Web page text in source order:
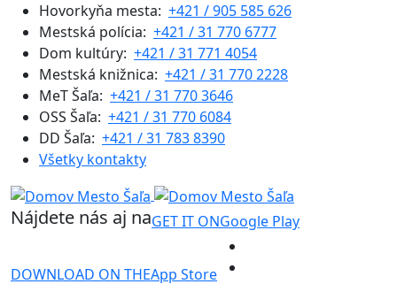
Hovorkyňa mesta: +421 / 905 585 626
Mestská polícia: +421 / 31 770 6777
Dom kultúry: +421 / 31 771 4054
Mestská knižnica: +421 / 31 770 2228
MeT Šaľa: +421 / 31 770 3646
OSS Šaľa: +421 / 31 770 6084
DD Šaľa: +421 / 31 783 8390
Všetky kontakty
Nájdete nás aj naGET IT ONGoogle Play
DOWNLOAD ON THEApp Store